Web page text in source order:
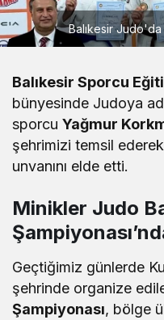
Balıkesir
Balıkesir Sporcu
bünyesinde Judoya
sporcuYağmur
şehrimizi temsil ederek
unvanını elde etti.
Minikler Judo
Geçtiğimiz günlerde
şehrinde organize
Şampiyonası, bölge